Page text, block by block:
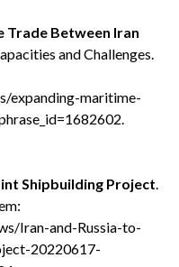
Trade Between Iran
and Challenges.
expanding-maritime-
.
Shipbuilding Project.
Iran-and-Russia-to-
20220617-